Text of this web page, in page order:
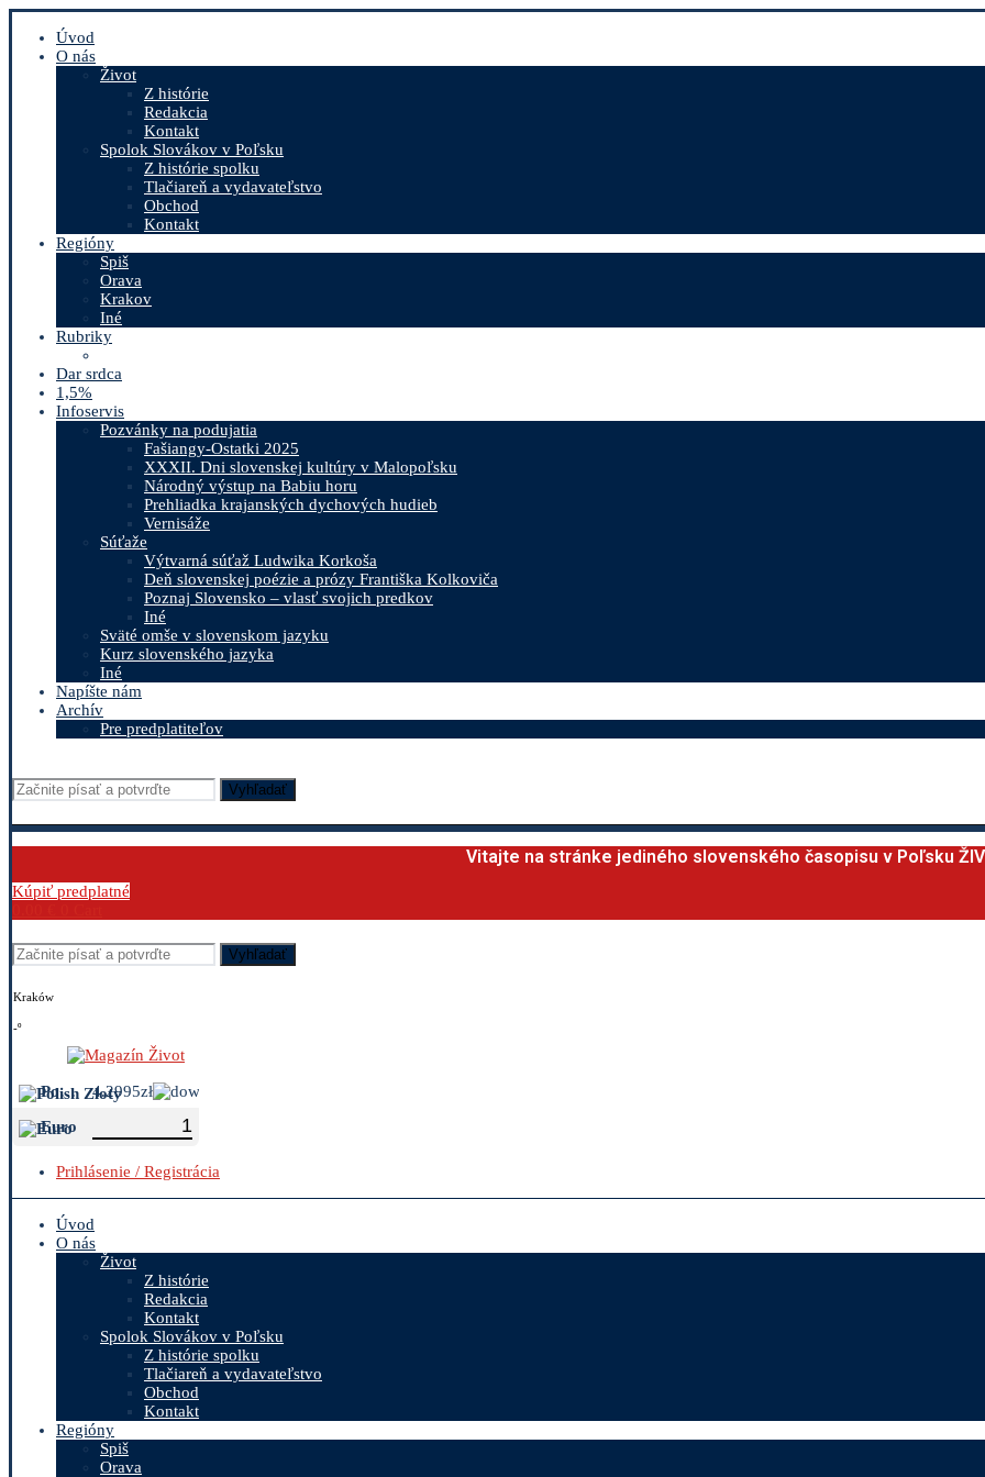
Úvod
O nás
Život
Z histórie
Redakcia
Kontakt
Spolok Slovákov v Poľsku
Z histórie spolku
Tlačiareň a vydavateľstvo
Obchod
Kontakt
Regióny
Spiš
Orava
Krakov
Iné
Rubriky
Dar srdca
1,5%
Infoservis
Pozvánky na podujatia
Fašiangy-Ostatki 2025
XXXII. Dni slovenskej kultúry v Malopoľsku
Národný výstup na Babiu horu
Prehliadka krajanských dychových hudieb
Vernisáže
Súťaže
Výtvarná súťaž Ludwika Korkoša
Deň slovenskej poézie a prózy Františka Kolkoviča
Poznaj Slovensko – vlasť svojich predkov
Iné
Sväté omše v slovenskom jazyku
Kurz slovenského jazyka
Iné
Napíšte nám
Archív
Pre predplatiteľov
Vyhľadať
Vitajte na stránke jediného slovenského časopisu v Poľsku
Kúpiť predplatné
Vyhľadať
Kraków
-º
Polish Zloty
4.2995zł
Euro
Prihlásenie / Registrácia
Úvod
O nás
Život
Z histórie
Redakcia
Kontakt
Spolok Slovákov v Poľsku
Z histórie spolku
Tlačiareň a vydavateľstvo
Obchod
Kontakt
Regióny
Spiš
Orava